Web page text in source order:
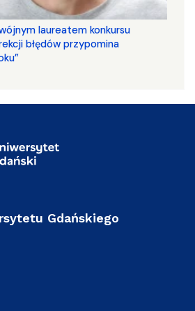
laureatem konkursu
błędów przypomina
Gdańskiego